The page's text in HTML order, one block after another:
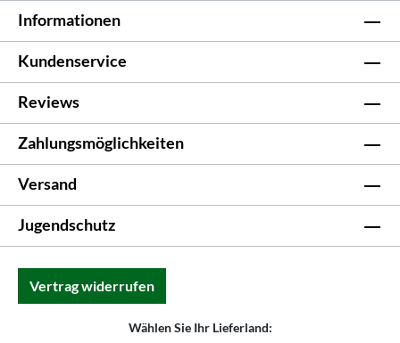
Informationen
Kundenservice
Reviews
Zahlungsmöglichkeiten
Versand
Jugendschutz
Vertrag widerrufen
Wählen Sie Ihr Lieferland: